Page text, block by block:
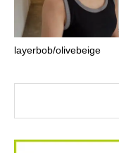
layerbob/olivebeige